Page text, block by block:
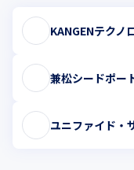
KANGENテクノ
兼松シードポー
ユニファイド・